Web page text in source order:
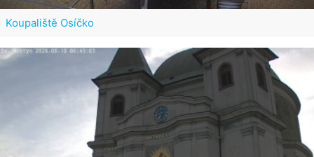
Koupaliště Osíčko